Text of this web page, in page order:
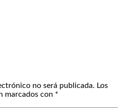
no será publicada. Los
marcados con *